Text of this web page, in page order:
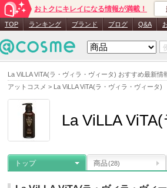
La ViLLA ViTA(ラ・ヴィラ・ヴィータ) おすすめ最新
アットコスメ > La ViLLA ViTA(ラ・ヴィラ・ヴィータ)
おトクにキレイになる情報が満載！
TOP ランキング ブランド ブログ Q&A
La ViLLA
トップ 商品(28)